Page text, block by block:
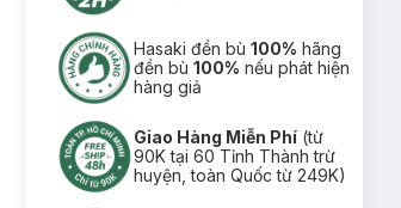
Hasaki đền bù100% hãng
đền bù100% nếu phát hiện
hàng giả
Giao Hàng Miễn Phí (từ
90K tại 60 Tỉnh Thành trừ
huyện, toàn Quốc từ 249K)